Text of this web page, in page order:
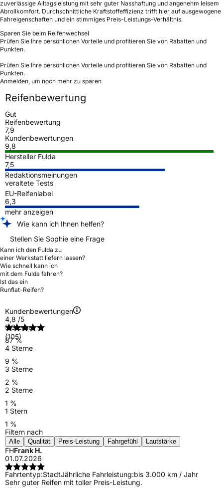
zuverlässige Alltagsleistung mit sehr guter Nasshaftung und angenehm leisem
Abrollkomfort. Durchschnittliche Kraftstoffeffizienz trifft hier auf ausgewogene
Fahreigenschaften und ein stimmiges Preis-Leistungs-Verhältnis.
Sparen Sie beim Reifenwechsel
Prüfen Sie Ihre persönlichen Vorteile und profitieren Sie von Rabatten und
Punkten.
Prüfen Sie Ihre persönlichen Vorteile und profitieren Sie von Rabatten und
Punkten.
Anmelden, um noch mehr zu sparen
Reifenbewertung
Gut
Reifenbewertung
7,9
Kundenbewertungen
9,8
Hersteller Fulda
7,5
Redaktionsmeinungen
veraltete Tests
EU-Reifenlabel
6,3
mehr anzeigen
Wie kann ich Ihnen helfen?
Stellen Sie Sophie eine Frage
Kann ich den Fulda zu
einer Werkstatt liefern lassen?
Wie schnell kann ich
mit dem Fulda fahren?
Ist das ein
Runflat-Reifen?
Kundenbewertungen
4,8 /5
(105)
5 Sterne
87 %
4 Sterne
9 %
3 Sterne
2 %
2 Sterne
1 %
1 Stern
1 %
Filtern nach
Alle Qualität Preis-Leistung Fahrgefühl Lautstärke
FHFrank H.
01.07.2026
Fahrtentyp:StadtJährliche Fahrleistung:bis 3.000 km / Jahr
Sehr guter Reifen mit toller Preis-Leistung.